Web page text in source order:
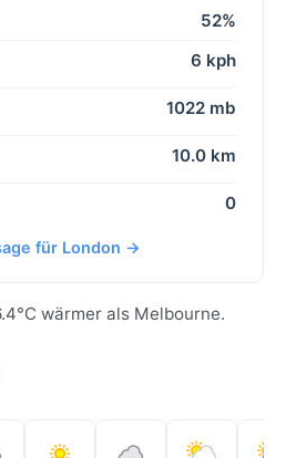
52%
6 kph
1022 mb
10.0 km
0
für London →
wärmer als Melbourne.